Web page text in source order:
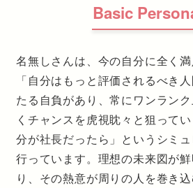
Basic
名無しさんは、今の自分に全く満
「自分はもっと評価されるべき
たる自負があり、常にワンラン
くチャンスを虎視眈々と狙って
分が社長だったら」というシミ
行っています。理想の未来図が
り、その熱意が周りの人を巻き